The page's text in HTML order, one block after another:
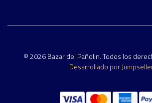
© 2026 Bazar del Pañolin. Todos los
Desarrollado por